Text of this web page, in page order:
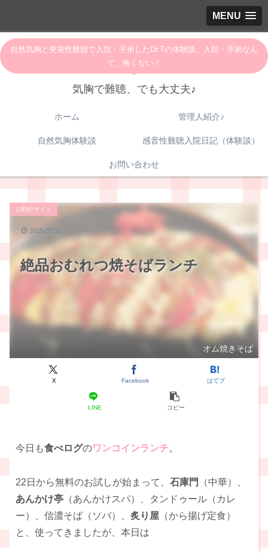
MENU
自然気胸と突発性難聴で入院・手術したDr.Tの体験談。入院・手術なん
て、怖くない！
気胸で難聴、でも大丈夫♪
ホーム 管理人紹介♪
自然気胸体験談 感音性難聴入院日記（体験談）
お問い合わせ
絶品おむれつ焼そばランチ
お勧めサイト
オム焼きそば
X Facebook はてブ
LINE コピー
2015.07.31
今日も食べログのワンコインランチ。
22日から無料のお試しが始まって、 石庫門
（中華）、
あんかけ亭 （あんかけスパ）、タンドゥール（カレ
ー）、信濃そば（ソバ）、 炙り屋 （から揚げ定食）
と、使ってきましたが、本日は